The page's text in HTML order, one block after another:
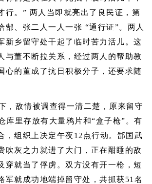
行。” 两人当即就亮出了良民证，第
郜、张二人一人一张 “通行证”。两人
新乡留守处干起了临时苦力活儿。这
与董不断拉关系，经过两人的帮助教
心的董成了抗日积极分子，还要求随
，敌情被调查得一清二楚，原来留守
库里存放有大量鸦片和“盒子枪”。有
，组织上决定午夜12点行动。郜国武
吹灰之力就进了大门，正在酣睡的敌
穿就当了俘虏。双方没有开一枪，短
军就成功地端掉留守处，共抓获51名